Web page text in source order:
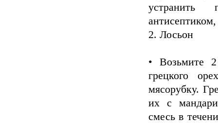
устранить
2. Лосьон
• Возьмите
грецкого
мясорубку.
их с
смесь в